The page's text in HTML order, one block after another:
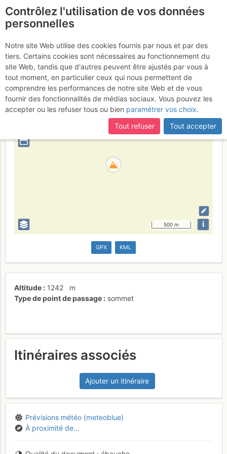
Kandel
Allemagne
+
–
500 m i
GPX KML
Altitude 1242
m
Type de point de passage
sommet
Itinéraires associés
Ajouter un itinéraire
Prévisions météo (meteoblue)
À proximité de...
Contrôlez l'utilisation de vos données
personnelles
Notre site Web utilise des cookies fournis par nous et par des
tiers. Certains cookies sont nécessaires au fonctionnement du
site Web, tandis que d'autres peuvent être ajustés par vous à
tout moment, en particulier ceux qui nous permettent de
comprendre les performances de notre site Web et de vous
fournir des fonctionnalités de médias sociaux. Vous pouvez les
accepter ou les refuser tous ou bien paramétrer vos choix.
Tout refuser
Tout accepter